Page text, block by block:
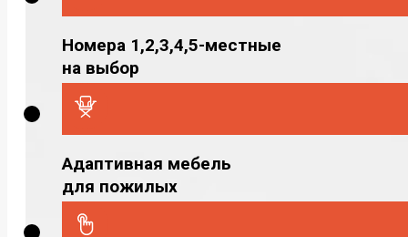
Номера 1,2,3,4,5-местные
на выбор
Адаптивная мебель
для пожилых